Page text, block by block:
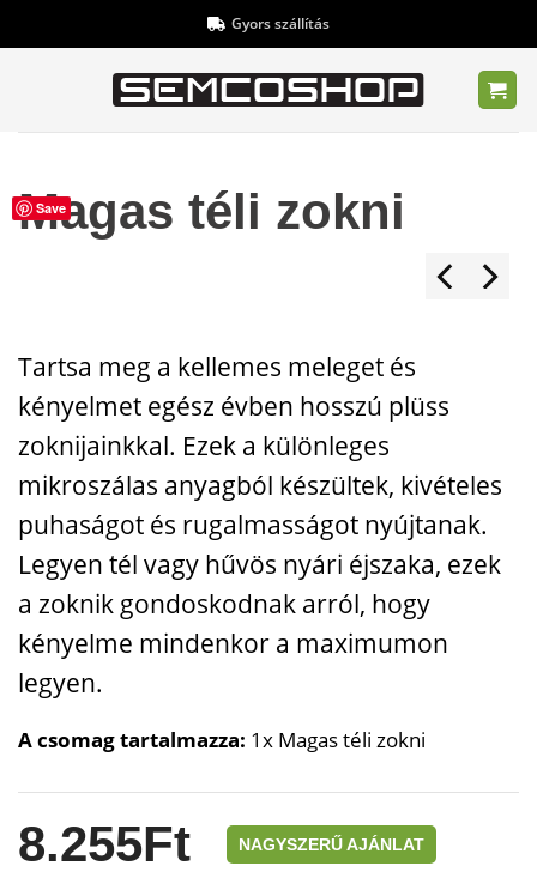
to
Gyors szállítás
Magas téli zokni
Save
Tartsa meg a kellemes meleget és
kényelmet egész évben hosszú plüss
zoknijainkkal. Ezek a különleges
mikroszálas anyagból készültek, kivételes
puhaságot és rugalmasságot nyújtanak.
Legyen tél vagy hűvös nyári éjszaka, ezek
a zoknik gondoskodnak arról, hogy
kényelme mindenkor a maximumon
legyen.
A csomag tartalmazza: 1x Magas téli zokni
8.255Ft NAGYSZERŰ AJÁNLAT